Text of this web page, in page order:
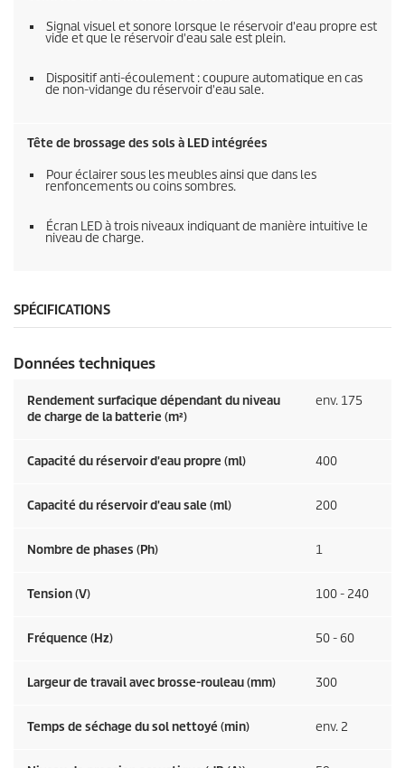
Signal visuel et sonore lorsque le réservoir d'eau propre est
vide et que le réservoir d'eau sale est plein.
Dispositif anti-écoulement : coupure automatique en cas
de non-vidange du réservoir d'eau sale.
Tête de brossage des sols à LED intégrées
Pour éclairer sous les meubles ainsi que dans les
renfoncements ou coins sombres.
Écran LED à trois niveaux indiquant de manière intuitive le
niveau de charge.
SPÉCIFICATIONS
Données techniques
Rendement surfacique dépendant du niveau
de charge de la batterie (m²)
env. 175
Capacité du réservoir d'eau propre (ml) 400
Capacité du réservoir d'eau sale (ml) 200
Nombre de phases (Ph) 1
Tension (V) 100 - 240
Fréquence (Hz) 50 - 60
Largeur de travail avec brosse-rouleau (mm) 300
Temps de séchage du sol nettoyé (min) env. 2